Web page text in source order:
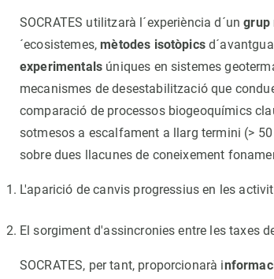
SOCRATES utilitzarà l´experiència d´ungrup
´ecosistemes,mètodes isotòpics
experimentals úniques en sistemes
mecanismes de desestabilització que
comparació de processos biogeoquímics
sotmesos a escalfament a llarg termini (>
sobre dues llacunes de coneixement
L'aparició de canvis progressius en les
El sorgiment d'assincronies entre les taxes
SOCRATES, per tant, proporcionarà i